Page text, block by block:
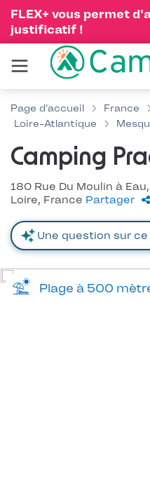
FLEX+ vous permet
justificatif !
Page d'accueil France
Loire-Atlantique
Camping
180 Rue Du Moulin à
Loire, France Partager
Plage à 500